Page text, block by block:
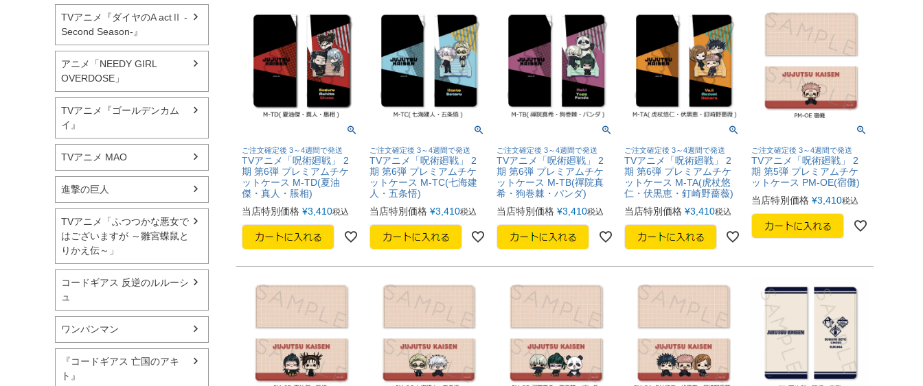
TVアニメ『ダイヤのA actⅡ -
Second Season-』
アニメ「NEEDY GIRL
OVERDOSE」
TVアニメ『ゴールデンカム
イ』
TVアニメ MAO
進撃の巨人
TVアニメ「ふつつかな悪女で
はございますが ～雛宮蝶鼠と
りかえ伝～」
コードギアス 反逆のルルーシ
ュ
ワンパンマン
『コードギアス 亡国のアキ
ト』
ご注文確定後 3～4週間で発送
TVアニメ「呪術廻戦」 2
期 第6弾 プレミアムチケ
ットケース M-TD(夏油
傑・真人・脹相)
当店特別価格 ¥3,410税込
ご注文確定後 3～4週間で発送
TVアニメ「呪術廻戦」 2
期 第6弾 プレミアムチケ
ットケース M-TC(七海建
人・五条悟)
当店特別価格 ¥3,410税込
ご注文確定後 3～4週間で発送
TVアニメ「呪術廻戦」 2
期 第6弾 プレミアムチケ
ットケース M-TB(禪院真
希・狗巻棘・パンダ)
当店特別価格 ¥3,410税込
ご注文確定後 3～4週間で発送
TVアニメ「呪術廻戦」 2
期 第6弾 プレミアムチケ
ットケース M-TA(虎杖悠
仁・伏黒恵・釘崎野薔薇)
当店特別価格 ¥3,410税込
ご注文確定後 3～4週間で発送
TVアニメ「呪術廻戦」 2
期 第5弾 プレミアムチケ
ットケース PM-OE(宿儺)
当店特別価格 ¥3,410税込